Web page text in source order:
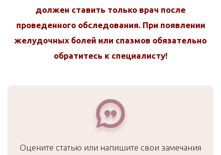
должен ставить только врач после
проведенного обследования. При появлении
желудочных болей или спазмов обязательно
обратитесь к специалисту!
Оцените статью или напишите свои замечания